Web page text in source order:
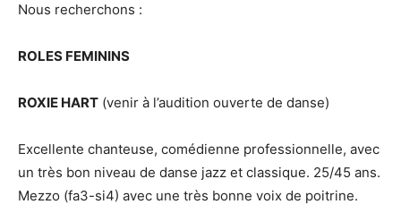
Nous recherchons :
ROLES FEMININS
ROXIE HART (venir à l’audition ouverte de danse)
Excellente chanteuse, comédienne professionnelle, avec
un très bon niveau de danse jazz et classique. 25/45 ans.
Mezzo (fa3-si4) avec une très bonne voix de poitrine.